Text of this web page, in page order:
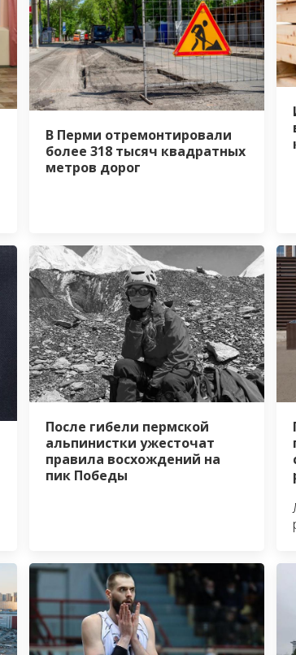
В Перми отремонтировали
более 318 тысяч квадратных
метров дорог
После гибели пермской
альпинистки ужесточат
правила восхождений на
пик Победы